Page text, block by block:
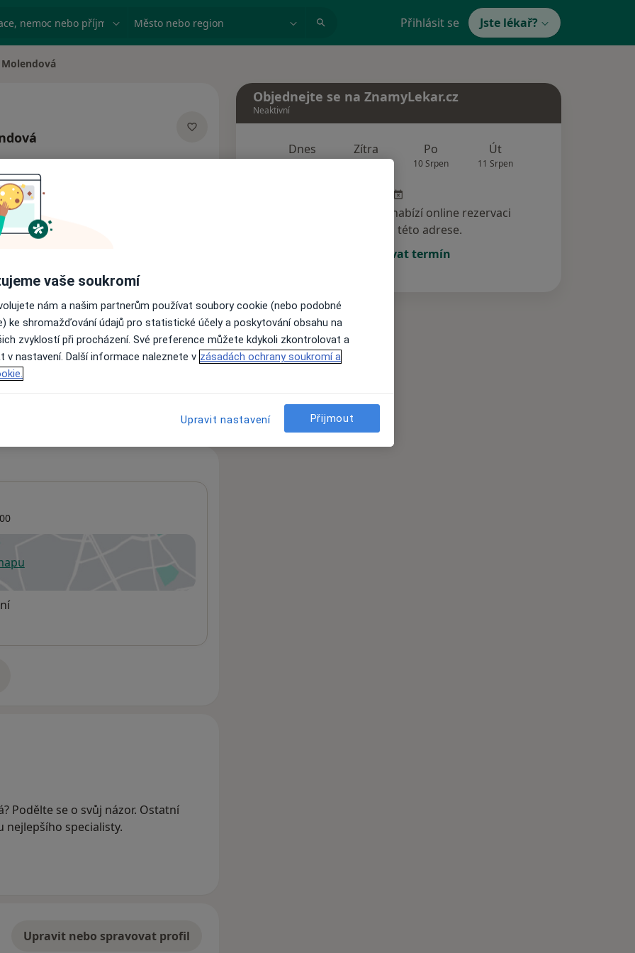
nemoc nebo příjmení Město nebo region Přihlásit se Jste lékař?
Rezervovat termín
Názory pacientů
nejsou k dispozici
informace o svých službách.
v nové záložce
Podělte se o svůj názor. Ostatní
nejlepšího specialisty.
Upravit nebo spravovat profil
Objednejte se na ZnamyLekar.cz
Neaktivní
Dnes Zítra Po
10 Srpen
Út
11 Srpen
Tento specialista nenabízí online rezervaci
termínu na této adrese.
Rezervovat termín
vaše soukromí
nám a našim partnerům používat soubory cookie (nebo podobné
ke shromažďování údajů pro statistické účely a poskytování obsahu na
zvyklostí při procházení. Své preference můžete kdykoli zkontrolovat a
v nastavení. Další informace naleznete v zásadách ochrany soukromí a
Upravit nastavení Přijmout